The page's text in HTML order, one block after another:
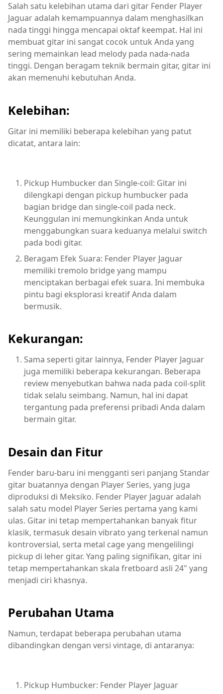
Salah satu kelebihan utama dari gitar Fender Player
Jaguar adalah kemampuannya dalam menghasilkan
nada tinggi hingga mencapai oktaf keempat. Hal ini
membuat gitar ini sangat cocok untuk Anda yang
sering memainkan lead melody pada nada-nada
tinggi. Dengan beragam teknik bermain gitar, gitar ini
akan memenuhi kebutuhan Anda.
Kelebihan:
Gitar ini memiliki beberapa kelebihan yang patut
dicatat, antara lain:
Pickup Humbucker dan Single-coil: Gitar ini
dilengkapi dengan pickup humbucker pada
bagian bridge dan single-coil pada neck.
Keunggulan ini memungkinkan Anda untuk
menggabungkan suara keduanya melalui switch
pada bodi gitar.
Beragam Efek Suara: Fender Player Jaguar
memiliki tremolo bridge yang mampu
menciptakan berbagai efek suara. Ini membuka
pintu bagi eksplorasi kreatif Anda dalam
bermusik.
Kekurangan:
Sama seperti gitar lainnya, Fender Player Jaguar
juga memiliki beberapa kekurangan. Beberapa
review menyebutkan bahwa nada pada coil-split
tidak selalu seimbang. Namun, hal ini dapat
tergantung pada preferensi pribadi Anda dalam
bermain gitar.
Desain dan Fitur
Fender baru-baru ini mengganti seri panjang Standar
gitar buatannya dengan Player Series, yang juga
diproduksi di Meksiko. Fender Player Jaguar adalah
salah satu model Player Series pertama yang kami
ulas. Gitar ini tetap mempertahankan banyak fitur
klasik, termasuk desain vibrato yang terkenal namun
kontroversial, serta metal cage yang mengelilingi
pickup di leher gitar. Yang paling signifikan, gitar ini
tetap mempertahankan skala fretboard asli 24" yang
menjadi ciri khasnya.
Perubahan Utama
Namun, terdapat beberapa perubahan utama
dibandingkan dengan versi vintage, di antaranya:
Pickup Humbucker: Fender Player Jaguar